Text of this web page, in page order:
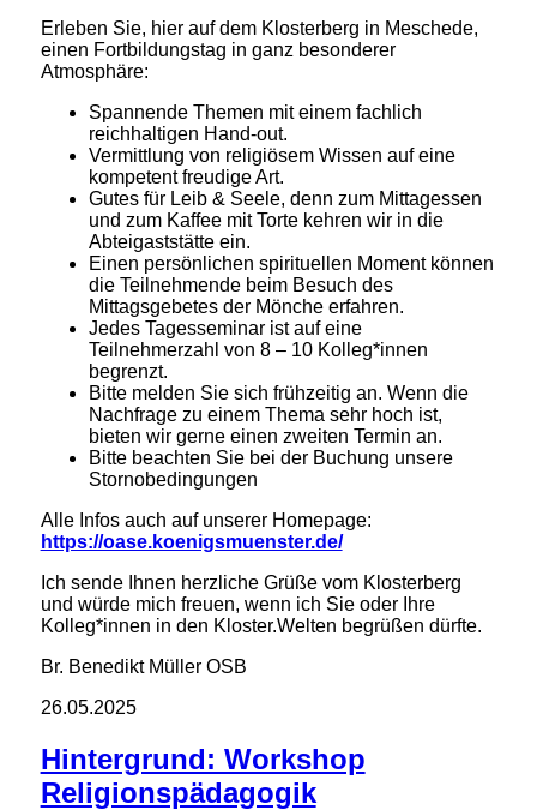
Erleben Sie, hier auf dem Klosterberg in Meschede,
einen Fortbildungstag in ganz besonderer
Atmosphäre:
Spannende Themen mit einem fachlich
reichhaltigen Hand-out.
Vermittlung von religiösem Wissen auf eine
kompetent freudige Art.
Gutes für Leib & Seele, denn zum Mittagessen
und zum Kaffee mit Torte kehren wir in die
Abteigaststätte ein.
Einen persönlichen spirituellen Moment können
die Teilnehmende beim Besuch des
Mittagsgebetes der Mönche erfahren.
Jedes Tagesseminar ist auf eine
Teilnehmerzahl von 8 – 10 Kolleg*innen
begrenzt.
Bitte melden Sie sich frühzeitig an. Wenn die
Nachfrage zu einem Thema sehr hoch ist,
bieten wir gerne einen zweiten Termin an.
Bitte beachten Sie bei der Buchung unsere
Stornobedingungen
Alle Infos auch auf unserer Homepage:
https://oase.koenigsmuenster.de/
Ich sende Ihnen herzliche Grüße vom Klosterberg
und würde mich freuen, wenn ich Sie oder Ihre
Kolleg*innen in den Kloster.Welten begrüßen dürfte.
Br. Benedikt Müller OSB
26.05.2025
Hintergrund: Workshop
Religionspädagogik